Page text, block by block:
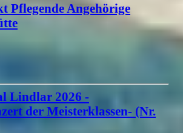
Pflegende Angehörige
Lindlar 2026 -
der Meisterklassen- (Nr.